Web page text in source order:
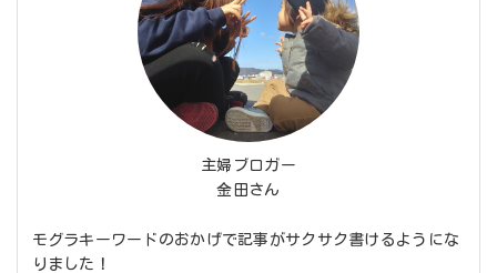
主婦ブロガー
金田さん
モグラキーワードのおかげで記事がサクサク書けるようにな
りました！